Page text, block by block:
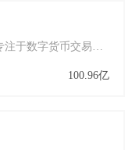
100.96亿